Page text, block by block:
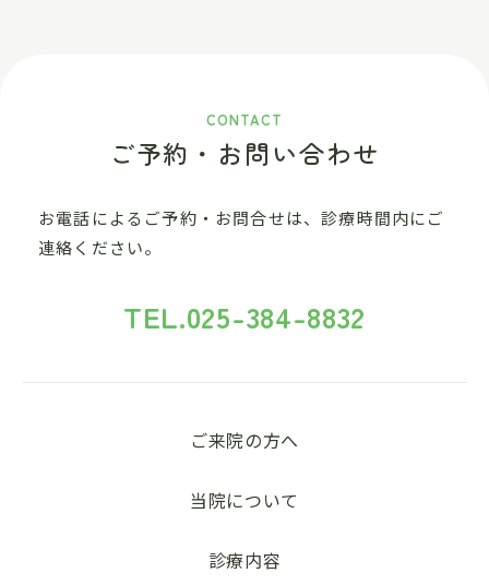
CONTACT
ご予約・お問い合わせ
お電話によるご予約・お問合せは、診療時間内にご
連絡ください。
TEL.025-384-8832
ご来院の方へ
当院について
診療内容